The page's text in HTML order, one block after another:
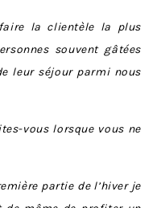
la clientèle la plus
souvent gâtées
leur séjour parmi nous
vous lorsque vous ne
partie de l’hiver je